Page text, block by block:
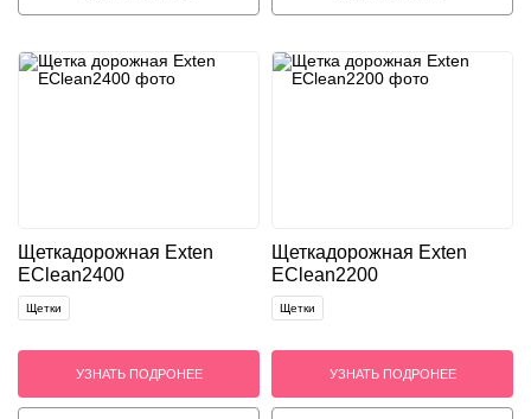
Щеткадорожная Exten
EClean2400
Щетки
УЗНАТЬ ПОДРОНЕЕ
Щеткадорожная Exten
EClean2200
Щетки
УЗНАТЬ ПОДРОНЕЕ